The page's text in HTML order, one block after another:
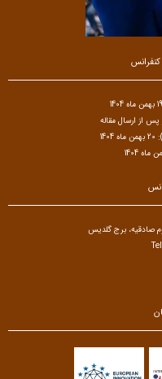
صادقیه، برج گلدیس